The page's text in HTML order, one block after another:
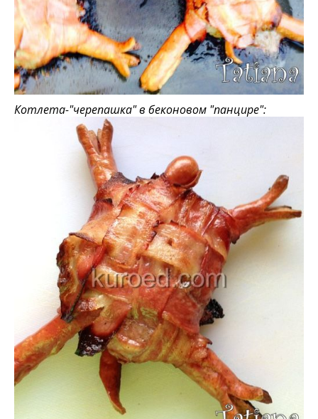
Котлета-"черепашка" в беконовом "панцире":